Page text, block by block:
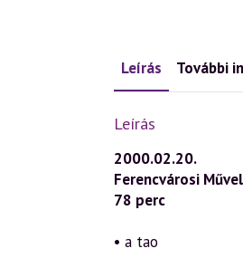
Leírás További
Leírás
2000.02.20.
Ferencvárosi
78 perc
• a tao